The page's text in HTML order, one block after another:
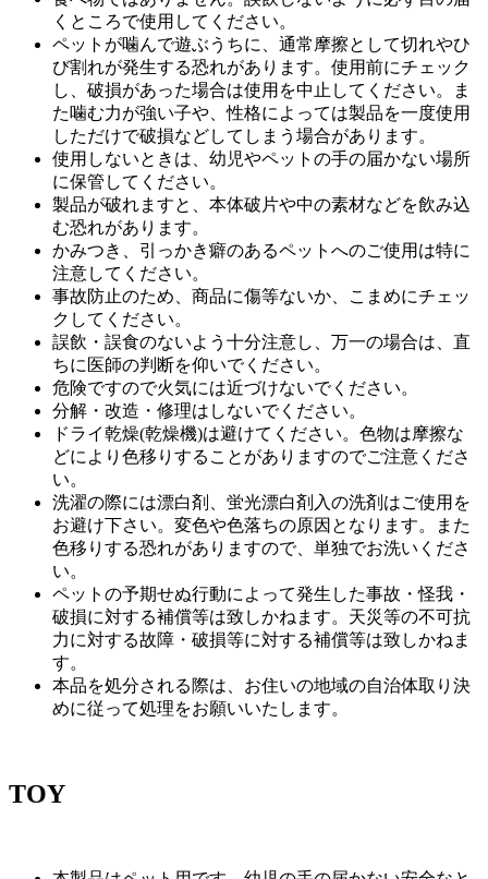
くところで使用してください。
ペットが噛んで遊ぶうちに、通常摩擦として切れやひ
び割れが発生する恐れがあります。使用前にチェック
し、破損があった場合は使用を中止してください。ま
た噛む力が強い子や、性格によっては製品を一度使用
しただけで破損などしてしまう場合があります。
使用しないときは、幼児やペットの手の届かない場所
に保管してください。
製品が破れますと、本体破片や中の素材などを飲み込
む恐れがあります。
かみつき、引っかき癖のあるペットへのご使用は特に
注意してください。
事故防止のため、商品に傷等ないか、こまめにチェッ
クしてください。
誤飲・誤食のないよう十分注意し、万一の場合は、直
ちに医師の判断を仰いでください。
危険ですので火気には近づけないでください。
分解・改造・修理はしないでください。
ドライ乾燥(乾燥機)は避けてください。色物は摩擦な
どにより色移りすることがありますのでご注意くださ
い。
洗濯の際には漂白剤、蛍光漂白剤入の洗剤はご使用を
お避け下さい。変色や色落ちの原因となります。また
色移りする恐れがありますので、単独でお洗いくださ
い。
ペットの予期せぬ行動によって発生した事故・怪我・
破損に対する補償等は致しかねます。天災等の不可抗
力に対する故障・破損等に対する補償等は致しかねま
す。
本品を処分される際は、お住いの地域の自治体取り決
めに従って処理をお願いいたします。
TOY